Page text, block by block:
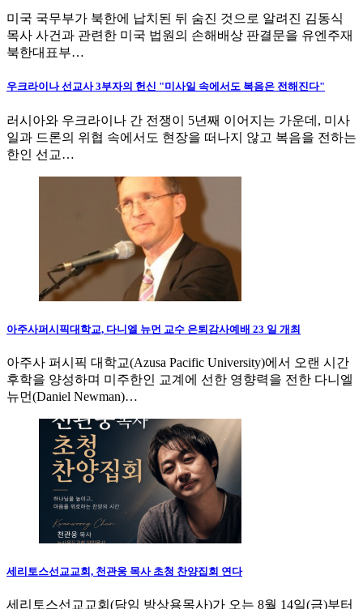
미국 국무부가 북한에 납치된 뒤 숨진 것으로 알려진 김동식
목사 사건과 관련한 미국 법원의 손해배상 판결문을 유엔주재
북한대표부…
우크라이나 선교사 3부자의 헌신 "미사일 속에서도 복음은 전해진다"
러시아와 우크라이나 간 전쟁이 5년째 이어지는 가운데, 미사
일과 드론의 위협 속에서도 현장을 떠나지 않고 복음을 전하는
한인 선교…
아주사퍼시픽대학교, 다니엘 뉴먼 교수 은퇴감사예배 23 일 개최
아주사 퍼시픽 대학교(Azusa Pacific University)에서 오랜 시간
후학을 양성하며 미주한인 교계에 선한 영향력을 전한 다니엘
뉴먼(Daniel Newman)…
세리토스선교교회, 천관웅 목사 초청 찬양집회 연다
세리토스선교교회(담임 방상용목사)가 오는 8월 14일(금)부터